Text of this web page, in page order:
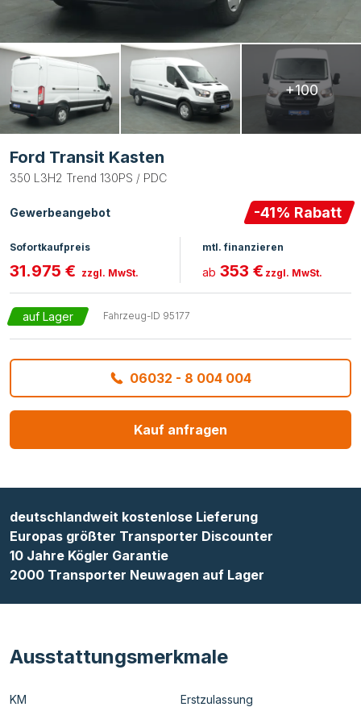
+100
Ford Transit Kasten
350 L3H2 Trend 130PS / PDC
Gewerbeangebot -41% Rabatt
Sofortkaufpreis
31.975 € zzgl. MwSt.
mtl. finanzieren
ab 353 € zzgl. MwSt.
auf Lager Fahrzeug-ID 95177
06032 - 8 004 004
Kauf anfragen
deutschlandweit kostenlose Lieferung
Europas größter Transporter Discounter
10 Jahre Kögler Garantie
2000 Transporter Neuwagen auf Lager
Ausstattungsmerkmale
KM
Erstzulassung